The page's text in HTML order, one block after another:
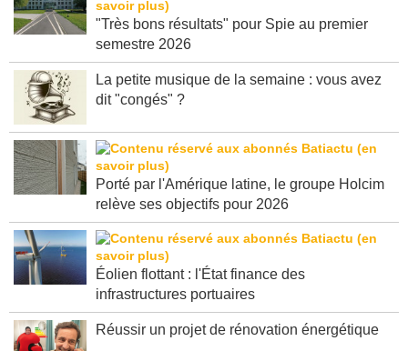
"Très bons résultats" pour Spie au premier
La petite musique de la semaine : vous avez
Porté par l'Amérique latine, le groupe Holcim
Éolien flottant : l'État finance des